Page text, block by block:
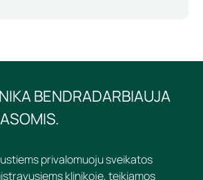
BENDRADARBIAUJA
privalomuoju sveikatos
klinikoje, teikiamos